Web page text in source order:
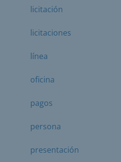
licitación
licitaciones
línea
oficina
pagos
persona
presentación